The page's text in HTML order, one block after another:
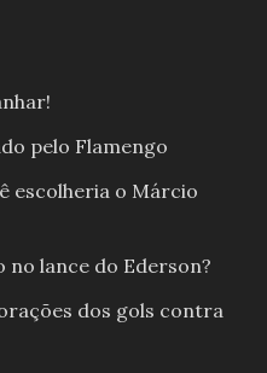
pelo Flamengo
escolheria o Márcio
no lance do Ederson?
dos gols contra